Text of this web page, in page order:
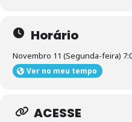
Horário
Novembro 11 (Segunda-feira)
Ver no meu tempo
ACESSE